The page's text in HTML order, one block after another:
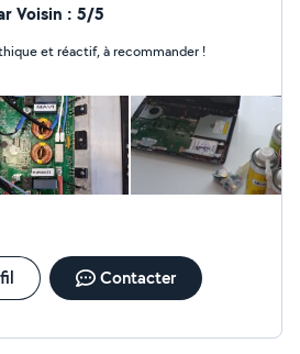
Voisin : 5/5
et réactif, à recommander !
Contacter